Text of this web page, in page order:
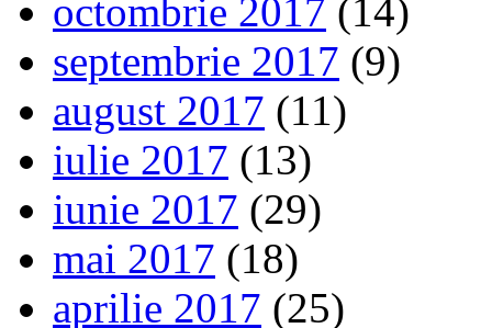
octombrie 2017 (14)
septembrie 2017 (9)
august 2017 (11)
iulie 2017 (13)
iunie 2017 (29)
mai 2017 (18)
aprilie 2017 (25)